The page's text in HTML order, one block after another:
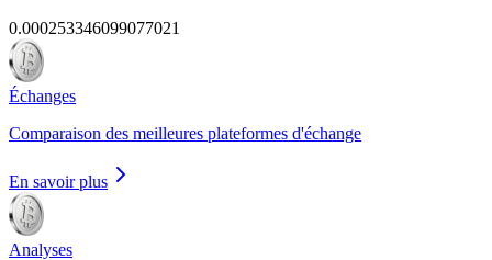
0.000253346099077021
Échanges
Comparaison des meilleures plateformes d'échange
En savoir plus
Analyses